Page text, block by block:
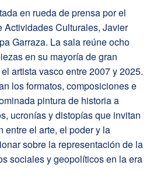
en rueda de prensa por el
Actividades Culturales, Javier
Garraza. La sala reúne ocho
en su mayoría de gran
artista vasco entre 2007 y 2025.
los formatos, composiciones e
pintura de historia a
ucronías y distopías que invitan
entre el arte, el poder y la
sobre la representación de la
sociales y geopolíticos en la era